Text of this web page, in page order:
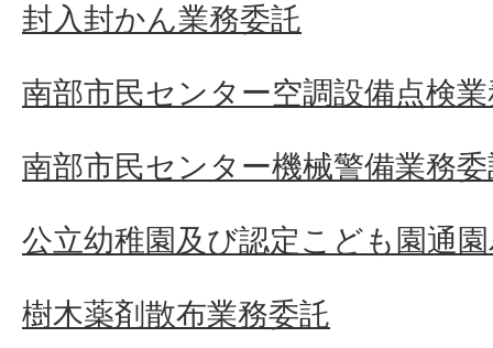
封入封かん業務委託
南部市民センター空調設備点検
南部市民センター機械警備業務
公立幼稚園及び認定こども園通
樹木薬剤散布業務委託